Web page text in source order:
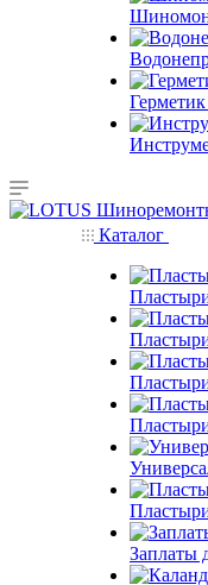
Герметик
Каталог
Заплаты